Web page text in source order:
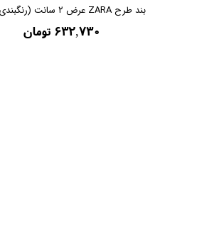
بند طرح ZARA عرض ۲ سانت (رنگبندی دارد)
۶۳۲,۷۳۰ تومان